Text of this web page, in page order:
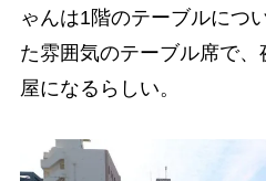
ゃんは1階のテーブルにつ
た雰囲気のテーブル席で
屋になるらしい。